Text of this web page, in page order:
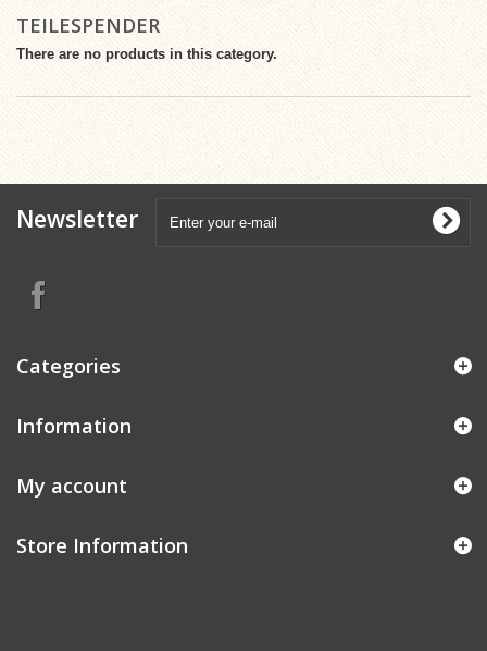
TEILESPENDER
There are no products in this category.
Newsletter
Categories
Information
My account
Store Information